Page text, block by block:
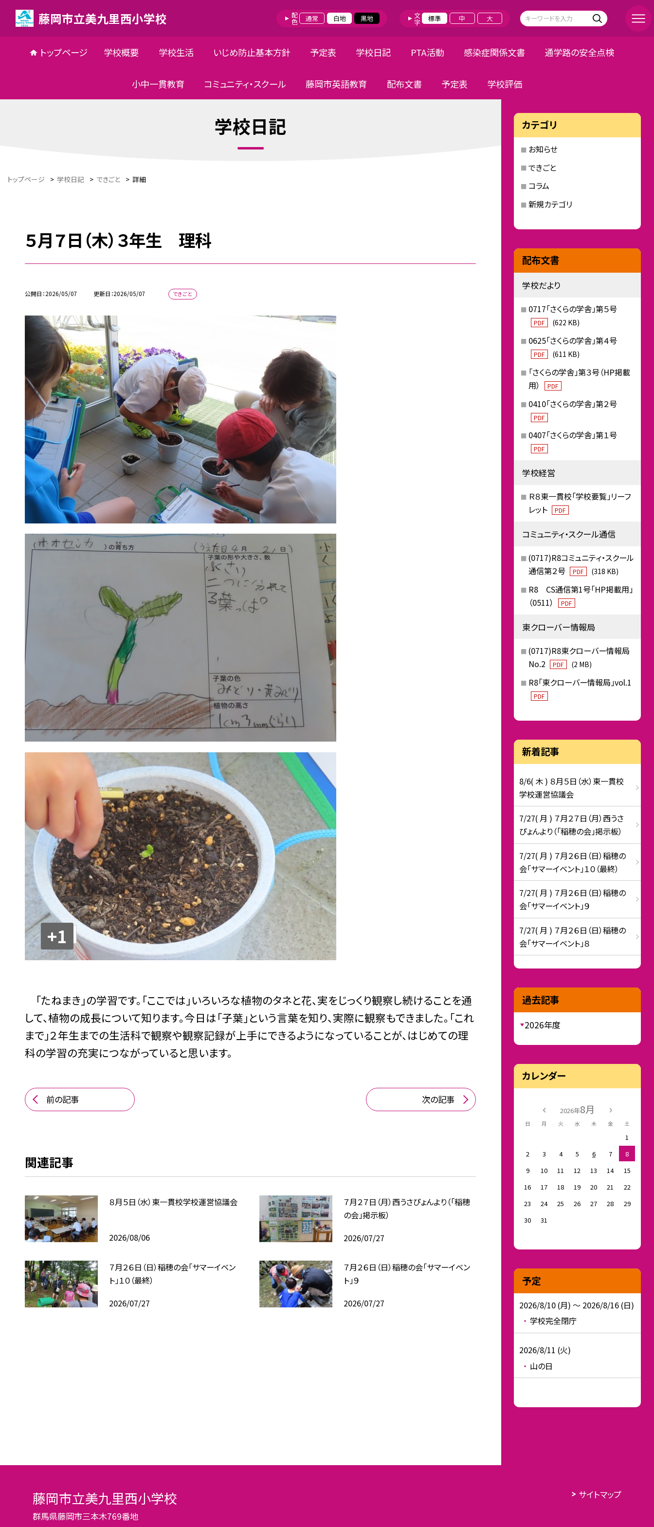
藤岡市立美九里西小学校 配色 通常 白地 黒地 文字 標準 中 大
トップページ 学校概要 学校生活 いじめ防止基本方針 予定表 学校日記 PTA活動 感染症関係文書 通学路の安全点検
小中一貫教育 コミュニティ・スクール 藤岡市英語教育 配布文書 予定表 学校評価
学校日記
トップページ > 学校日記 > できごと > 詳細
５月７日（木）３年生 理科
公開日 2026/05/07 更新日 2026/05/07 できごと
+1
「たねまき」の学習です。「ここでは」いろいろな植物のタネと花、実をじっくり観察し続けることを通
して、植物の成長について知ります。今日は「子葉」という言葉を知り、実際に観察もできました。「これ
まで」２年生までの生活科で観察や観察記録が上手にできるようになっていることが、はじめての理
科の学習の充実につながっていると思います。
前の記事 次の記事
関連記事
８月５日（水）東一貫校学校運営協議会
2026/08/06
７月２７日（月）西うさぴょんより（「稲穂
の会」掲示板）
2026/07/27
７月２６日（日）稲穂の会「サマーイベン
ト」１０（最終）
2026/07/27
７月２６日（日）稲穂の会「サマーイベン
ト」９
2026/07/27
カテゴリ
お知らせ
できごと
コラム
新規カテゴリ
配布文書
学校だより
0717「さくらの学舎」第５号
PDF (622 KB)
0625「さくらの学舎」第４号
PDF (611 KB)
「さくらの学舎」第３号（HP掲載
用）
PDF
0410「さくらの学舎」第２号
PDF
0407「さくらの学舎」第１号
PDF
学校経営
Ｒ８東一貫校「学校要覧」リーフ
レット
PDF
コミュニティ・スクール通信
(0717)R8コミュニティ・スクール
通信第２号
PDF (318 KB)
R8 CS通信第1号「HP掲載用」
（0511）
PDF
東クローバー情報局
(0717)R8東クローバー情報局
No.2
PDF (2 MB)
R8「東クローバー情報局」vol.1
PDF
新着記事
8/6( 木 ) ８月５日（水）東一貫校
学校運営協議会
7/27( 月 ) ７月２７日（月）西うさ
ぴょんより（「稲穂の会」掲示板）
7/27( 月 ) ７月２６日（日）稲穂の
会「サマーイベント」１０（最終）
7/27( 月 ) ７月２６日（日）稲穂の
会「サマーイベント」９
7/27( 月 ) ７月２６日（日）稲穂の
会「サマーイベント」８
過去記事
2026年度
カレンダー
2026年8月
日 月 火 水 木 金 土
1
2
3 4 5 6 7
8
9
10 11 12 13 14
15
16
17 18 19 20 21
22
23
24 25 26 27 28
29
30
31
予定
2026/8/10 (月) ～ 2026/8/16 (日)
学校完全閉庁
2026/8/11 (火)
山の日
藤岡市立美九里西小学校
群馬県藤岡市三本木769番地
サイトマップ